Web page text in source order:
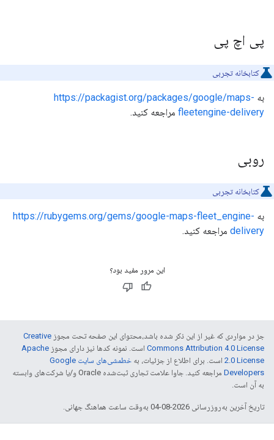
پی اچ پی
کتابخانه تجربی
به https://packagist.org/packages/google/maps-
fleetengine-delivery مراجعه کنید.
روبی
کتابخانه تجربی
به https://rubygems.org/gems/google-maps-fleet_engine-
delivery مراجعه کنید.
این مرور مفید بود؟
جز در مواردی که غیر از این ذکر شده باشد،‌محتوای این صفحه تحت مجوز Creative
Commons Attribution 4.0 License است. نمونه کدها نیز دارای مجوز Apache
2.0 License است. برای اطلاع از جزئیات، به
خطمشی‌های سایت Google
Developers‏
مراجعه کنید. جاوا علامت تجاری ثبت‌شده Oracle و/یا شرکت‌های وابسته
به آن است.
تاریخ آخرین به‌روزرسانی 2026-08-04 به‌وقت ساعت هماهنگ جهانی.